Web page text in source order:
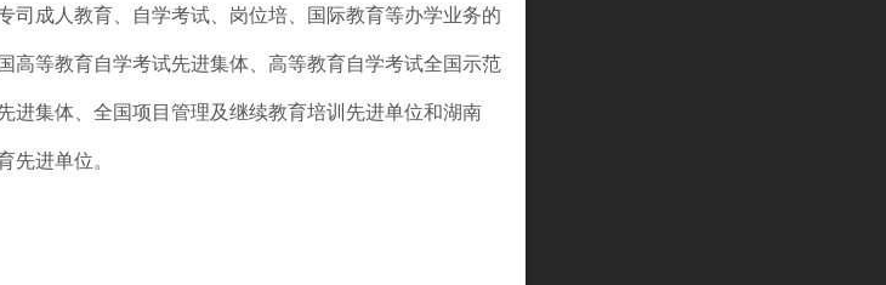
司成人教育、自学考试、岗位培、国际教育等办学业务的
高等教育自学考试先进集体、高等教育自学考试全国示范
进集体、全国项目管理及继续教育培训先进单位和湖南
先进单位。